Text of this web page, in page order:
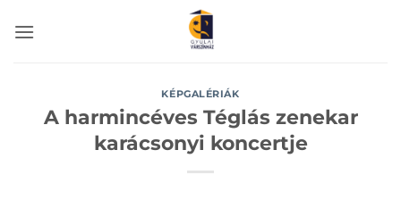
KÉPGALÉRIÁK
A harmincéves Téglás zenekar
karácsonyi koncertje